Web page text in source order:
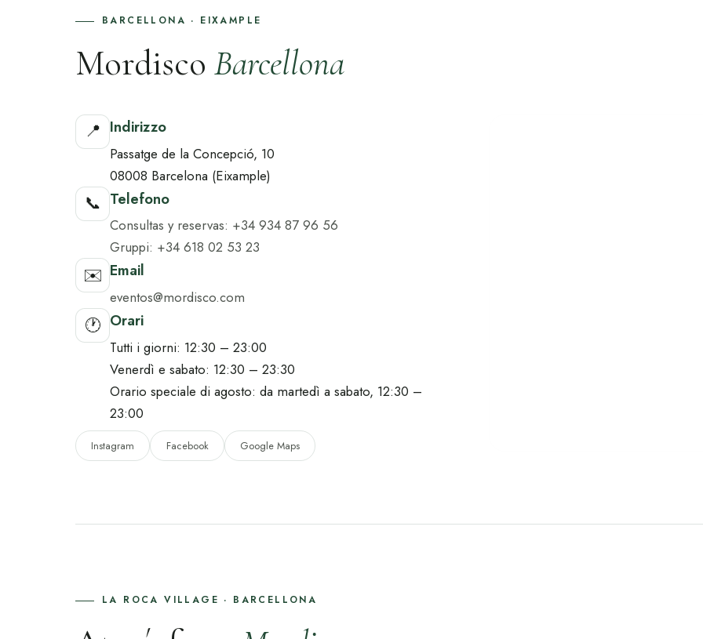
BARCELLONA · EIXAMPLE
Mordisco Barcellona
📍 Indirizzo
Passatge de la Concepció, 10
08008 Barcelona (Eixample)
📞 Telefono
Consultas y reservas: +34 934 87 96 56
Gruppi: +34 618 02 53 23
✉️ Email
eventos@mordisco.com
🕐 Orari
Tutti i giorni: 12:30 – 23:00
Venerdì e sabato: 12:30 – 23:30
Orario speciale di agosto: da martedì a sabato, 12:30 –
23:00
Instagram Facebook Google Maps
LA ROCA VILLAGE · BARCELLONA